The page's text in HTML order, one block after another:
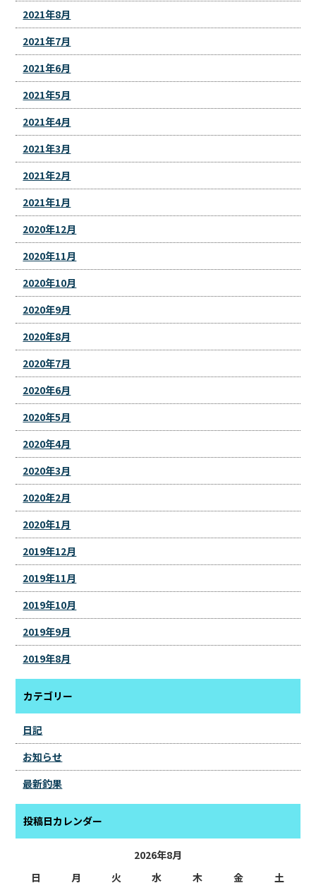
2021年8月
2021年7月
2021年6月
2021年5月
2021年4月
2021年3月
2021年2月
2021年1月
2020年12月
2020年11月
2020年10月
2020年9月
2020年8月
2020年7月
2020年6月
2020年5月
2020年4月
2020年3月
2020年2月
2020年1月
2019年12月
2019年11月
2019年10月
2019年9月
2019年8月
カテゴリー
日記
お知らせ
最新釣果
投稿日カレンダー
2026年8月
日
月 火 水 木 金 土